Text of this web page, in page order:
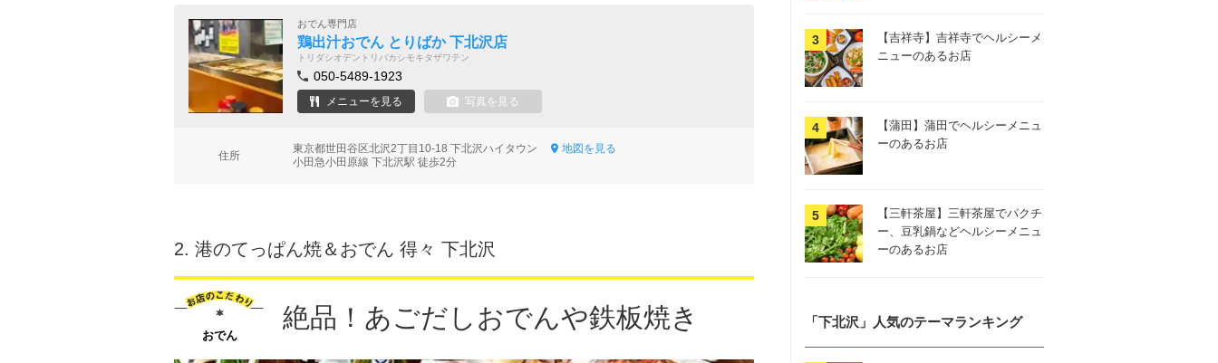
おでん専門店
鶏出汁おでん とりばか 下北沢店
トリダシオデントリバカシモキタザワテン
050-5489-1923
メニューを見る 写真を見る
住所
東京都世田谷区北沢2丁目10-18 下北沢ハイタウン
地図を見る
小田急小田原線 下北沢駅 徒歩2分
2. 港のてっぱん焼＆おでん 得々 下北沢
おでん
絶品！あごだしおでんや鉄板焼き
【吉祥寺】吉祥寺でヘルシーメ
ニューのあるお店
【蒲田】蒲田でヘルシーメニュ
ーのあるお店
【三軒茶屋】三軒茶屋でパクチ
ー、豆乳鍋などヘルシーメニュ
ーのあるお店
「下北沢」人気のテーマランキング